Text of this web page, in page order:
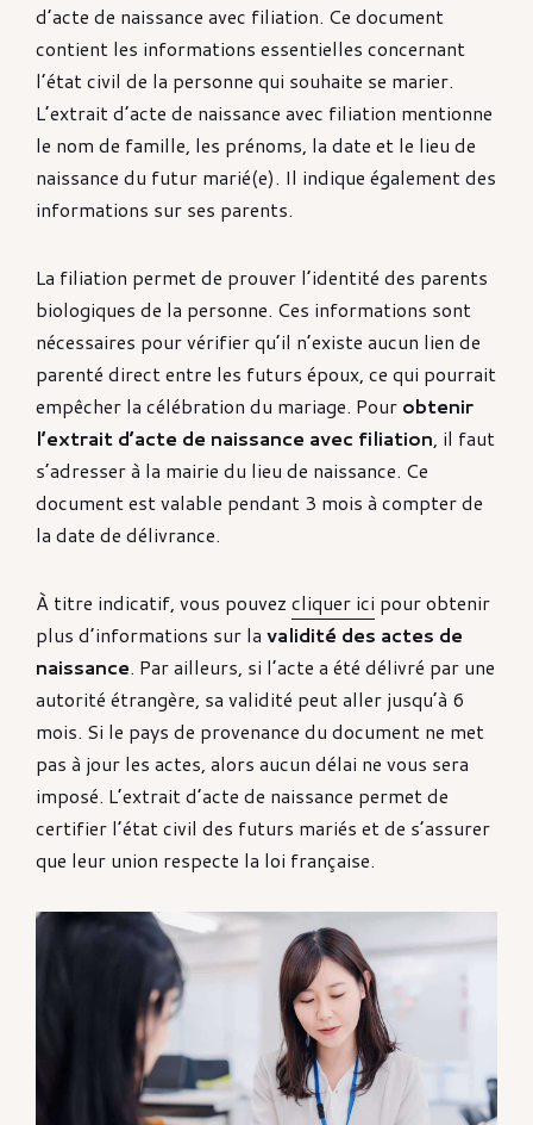
d’acte de naissance avec filiation. Ce document
contient les informations essentielles concernant
l’état civil de la personne qui souhaite se marier.
L’extrait d’acte de naissance avec filiation mentionne
le nom de famille, les prénoms, la date et le lieu de
naissance du futur marié(e). Il indique également des
informations sur ses parents.
La filiation permet de prouver l’identité des parents
biologiques de la personne. Ces informations sont
nécessaires pour vérifier qu’il n’existe aucun lien de
parenté direct entre les futurs époux, ce qui pourrait
empêcher la célébration du mariage. Pour obtenir
l’extrait d’acte de naissance avec filiation, il faut
s’adresser à la mairie du lieu de naissance. Ce
document est valable pendant 3 mois à compter de
la date de délivrance.
À titre indicatif, vous pouvez cliquer ici pour obtenir
plus d’informations sur la validité des actes de
naissance. Par ailleurs, si l’acte a été délivré par une
autorité étrangère, sa validité peut aller jusqu’à 6
mois. Si le pays de provenance du document ne met
pas à jour les actes, alors aucun délai ne vous sera
imposé. L’extrait d’acte de naissance permet de
certifier l’état civil des futurs mariés et de s’assurer
que leur union respecte la loi française.